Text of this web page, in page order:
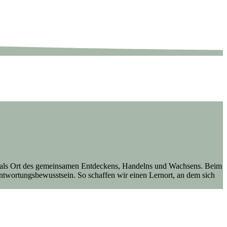
Ort des gemeinsamen Entdeckens, Handelns und Wachsens. Beim
So schaffen wir einen Lernort, an dem sich